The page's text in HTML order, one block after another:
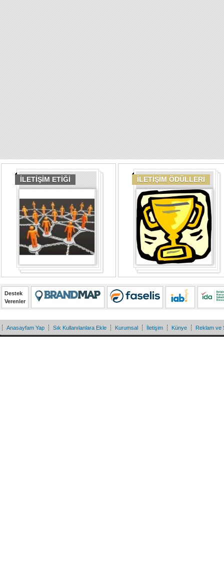
İLETİŞİM ETİĞİ İLETİŞİM ÖDÜLLERİ
Destek
Verenler
Anasayfam Yap Sık Kullanılanlara Ekle Kurumsal İletişim Künye Reklam ve